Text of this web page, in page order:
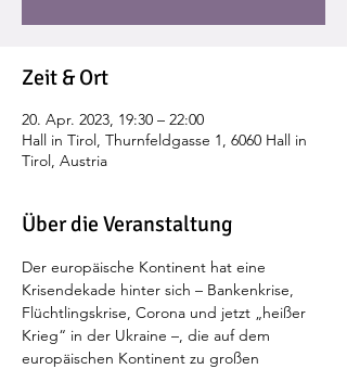
Zeit & Ort
20. Apr. 2023, 19:30 – 22:00
Hall in Tirol, Thurnfeldgasse 1, 6060 Hall in
Tirol, Austria
Über die Veranstaltung
Der europäische Kontinent hat eine
Krisendekade hinter sich – Bankenkrise,
Flüchtlingskrise, Corona und jetzt „heißer
Krieg“ in der Ukraine –, die auf dem
europäischen Kontinent zu großen